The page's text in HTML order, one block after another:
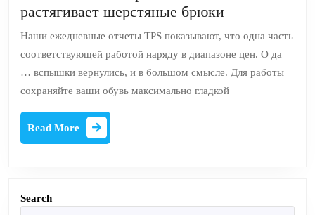
растягивает шерстяные брюкиОтчет
вторник:
«Jotsna»
Наши ежедневные отчеты TPS показывают, что одна часть
соответствующей работой наряду в диапазоне цен. О да
… вспышки вернулись, и в большом смысле. Для работы
сохраняйте ваши обувь максимально гладкой
Read More
More
Search